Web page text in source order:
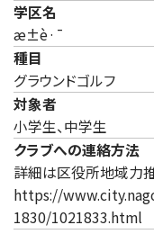
学区名
æ±è·¯
種目
グラウンドゴルフ
対象者
小学生、中学生
クラブへの連絡方法
詳細は区役所地域力
https://
1830/1021833.html